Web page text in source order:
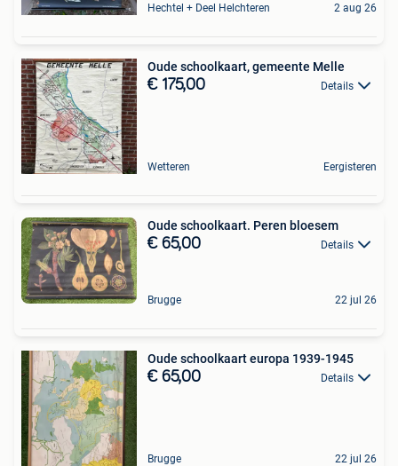
Hechtel + Deel Helchteren 2 aug 26
Oude schoolkaart, gemeente Melle
€ 175,00 Details
Wetteren Eergisteren
Oude schoolkaart. Peren bloesem
€ 65,00 Details
Brugge 22 jul 26
Oude schoolkaart europa 1939-1945
€ 65,00 Details
Brugge 22 jul 26